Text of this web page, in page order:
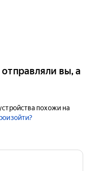
вы, а
похожи на